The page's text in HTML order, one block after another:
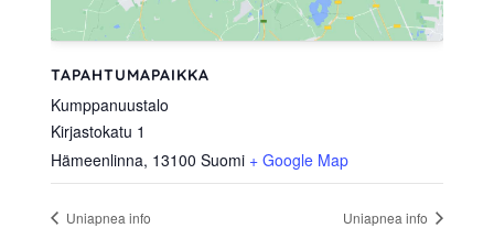
TAPAHTUMAPAIKKA
Kumppanuustalo
Kirjastokatu 1
Hämeenlinna, 13100 Suomi + Google Map
Uniapnea info Uniapnea info